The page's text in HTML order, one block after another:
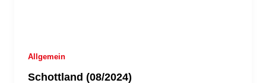
Allgemein
Schottland (08/2024)